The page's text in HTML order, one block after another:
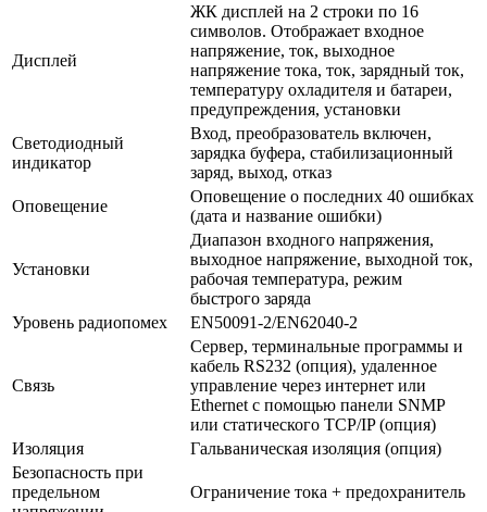
Дисплей
ЖК дисплей на 2 строки по 16
символов. Отображает входное
напряжение, ток, выходное
напряжение тока, ток, зарядный ток,
температуру охладителя и батареи,
предупреждения, установки
Светодиодный
индикатор
Вход, преобразователь включен,
зарядка буфера, стабилизационный
заряд, выход, отказ
Оповещение
Оповещение о последних 40 ошибках
(дата и название ошибки)
Установки
Диапазон входного напряжения,
выходное напряжение, выходной ток,
рабочая температура, режим
быстрого заряда
Уровень радиопомех
EN50091-2/EN62040-2
Связь
Сервер, терминальные программы и
кабель RS232 (опция), удаленное
управление через интернет или
Ethernet с помощью панели SNMP
или статического TCP/IP (опция)
Изоляция
Гальваническая изоляция (опция)
Безопасность при
предельном
Ограничение тока + предохранитель